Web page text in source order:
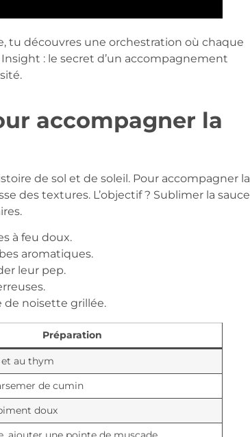
tu découvres une orchestration où chaque
: le secret d’un accompagnement
accompagner la
de sol et de soleil. Pour accompagner la
des textures. L’objectif ? Sublimer la sauce
à feu doux.
aromatiques.
leur pep.
de noisette grillée.
Préparation
et au thym
de cumin
doux